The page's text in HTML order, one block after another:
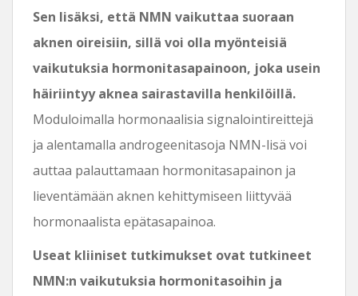
Sen lisäksi, että NMN vaikuttaa suoraan
aknen oireisiin, sillä voi olla myönteisiä
vaikutuksia hormonitasapainoon, joka usein
häiriintyy aknea sairastavilla henkilöillä.
Moduloimalla hormonaalisia signalointireittejä
ja alentamalla androgeenitasoja NMN-lisä voi
auttaa palauttamaan hormonitasapainon ja
lieventämään aknen kehittymiseen liittyvää
hormonaalista epätasapainoa.
Useat kliiniset tutkimukset ovat tutkineet
NMN:n vaikutuksia hormonitasoihin ja